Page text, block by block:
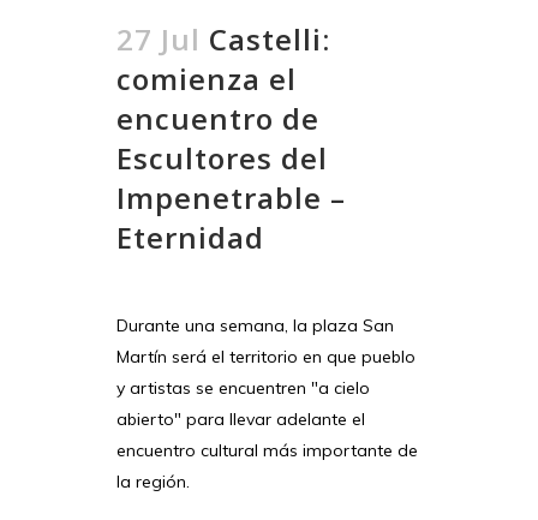
27 Jul Castelli:
comienza el
encuentro de
Escultores del
Impenetrable –
Eternidad
Durante una semana, la plaza San
Martín será el territorio en que pueblo
y artistas se encuentren "a cielo
abierto" para llevar adelante el
encuentro cultural más importante de
la región.